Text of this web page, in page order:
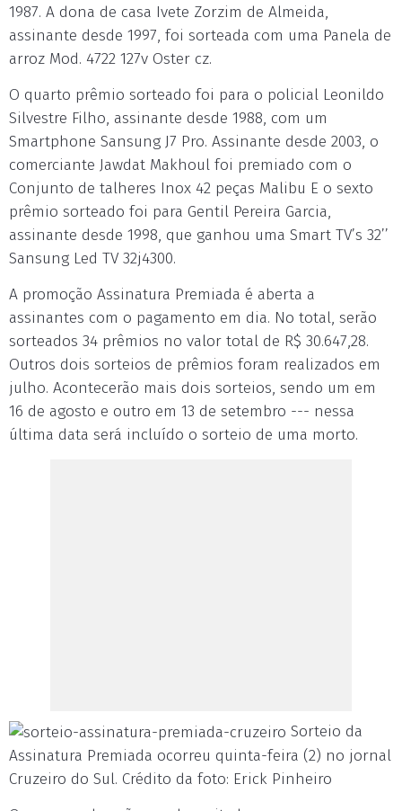
1987. A dona de casa Ivete Zorzim de Almeida,
assinante desde 1997, foi sorteada com uma Panela de
arroz Mod. 4722 127v Oster cz.
O quarto prêmio sorteado foi para o policial Leonildo
Silvestre Filho, assinante desde 1988, com um
Smartphone Sansung J7 Pro. Assinante desde 2003, o
comerciante Jawdat Makhoul foi premiado com o
Conjunto de talheres Inox 42 peças Malibu E o sexto
prêmio sorteado foi para Gentil Pereira Garcia,
assinante desde 1998, que ganhou uma Smart TV’s 32’’
Sansung Led TV 32j4300.
A promoção Assinatura Premiada é aberta a
assinantes com o pagamento em dia. No total, serão
sorteados 34 prêmios no valor total de R$ 30.647,28.
Outros dois sorteios de prêmios foram realizados em
julho. Acontecerão mais dois sorteios, sendo um em
16 de agosto e outro em 13 de setembro --- nessa
última data será incluído o sorteio de uma morto.
Sorteio da
Assinatura Premiada ocorreu quinta-feira (2) no jornal
Cruzeiro do Sul. Crédito da foto: Erick Pinheiro